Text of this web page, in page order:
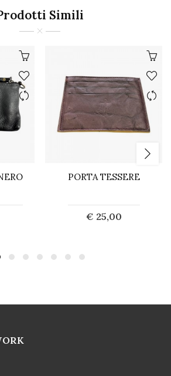
Simili
PORTA TESSERE
€ 25,00